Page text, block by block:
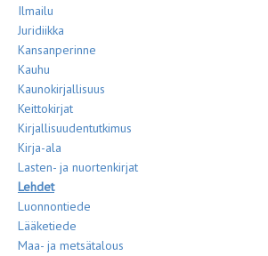
Ilmailu
Juridiikka
Kansanperinne
Kauhu
Kaunokirjallisuus
Keittokirjat
Kirjallisuudentutkimus
Kirja-ala
Lasten- ja nuortenkirjat
Lehdet
Luonnontiede
Lääketiede
Maa- ja metsätalous